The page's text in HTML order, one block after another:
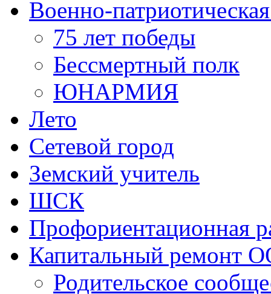
Военно-
75 лет победы
Бессмертный полк
ЮНАРМИЯ
Лето
Сетевой город
Земский учитель
ШСК
Профориентационная
Капитальный ремонт
Родительское